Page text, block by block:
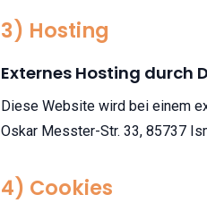
3) Hosting
Externes Hosting durch
Diese Website wird bei einem
Oskar Messter-Str. 33, 85737
4) Cookies